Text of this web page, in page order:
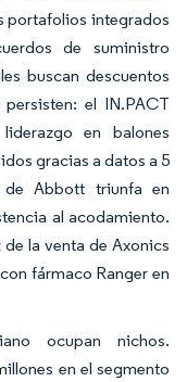
portafolios integrados
de suministro
buscan descuentos
el IN.PACT
en balones
gracias a datos a 5
de Abbott triunfa en
al acodamiento.
la venta de Axonics
fármaco Ranger en
ocupan nichos.
en el segmento